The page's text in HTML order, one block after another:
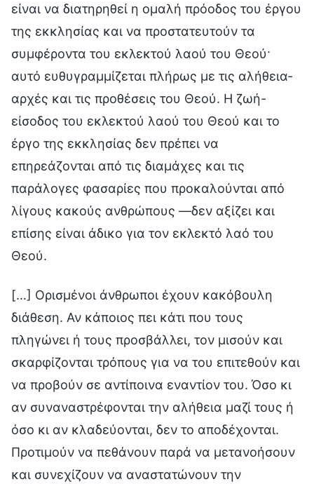
είναι να διατηρηθεί η ομαλή πρόοδος του έργου
της εκκλησίας και να προστατευτούν τα
συμφέροντα του εκλεκτού λαού του Θεού·
αυτό ευθυγραμμίζεται πλήρως με τις αλήθεια-
αρχές και τις προθέσεις του Θεού. Η ζωή-
είσοδος του εκλεκτού λαού του Θεού και το
έργο της εκκλησίας δεν πρέπει να
επηρεάζονται από τις διαμάχες και τις
παράλογες φασαρίες που προκαλούνται από
λίγους κακούς ανθρώπους —δεν αξίζει και
επίσης είναι άδικο για τον εκλεκτό λαό του
Θεού.
[…] Ορισμένοι άνθρωποι έχουν κακόβουλη
διάθεση. Αν κάποιος πει κάτι που τους
πληγώνει ή τους προσβάλλει, τον μισούν και
σκαρφίζονται τρόπους για να του επιτεθούν και
να προβούν σε αντίποινα εναντίον του. Όσο κι
αν συναναστρέφονται την αλήθεια μαζί τους ή
όσο κι αν κλαδεύονται, δεν το αποδέχονται.
Προτιμούν να πεθάνουν παρά να μετανοήσουν
και συνεχίζουν να αναστατώνουν την